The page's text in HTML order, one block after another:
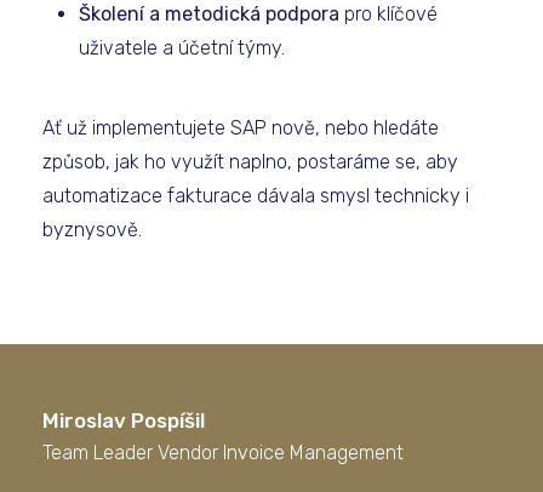
Školení a metodická podpora pro klíčové
uživatele a účetní týmy.
Ať už implementujete SAP nově, nebo hledáte
způsob, jak ho využít naplno, postaráme se, aby
automatizace fakturace dávala smysl technicky i
byznysově.
Miroslav Pospíšil
Team Leader Vendor Invoice Management